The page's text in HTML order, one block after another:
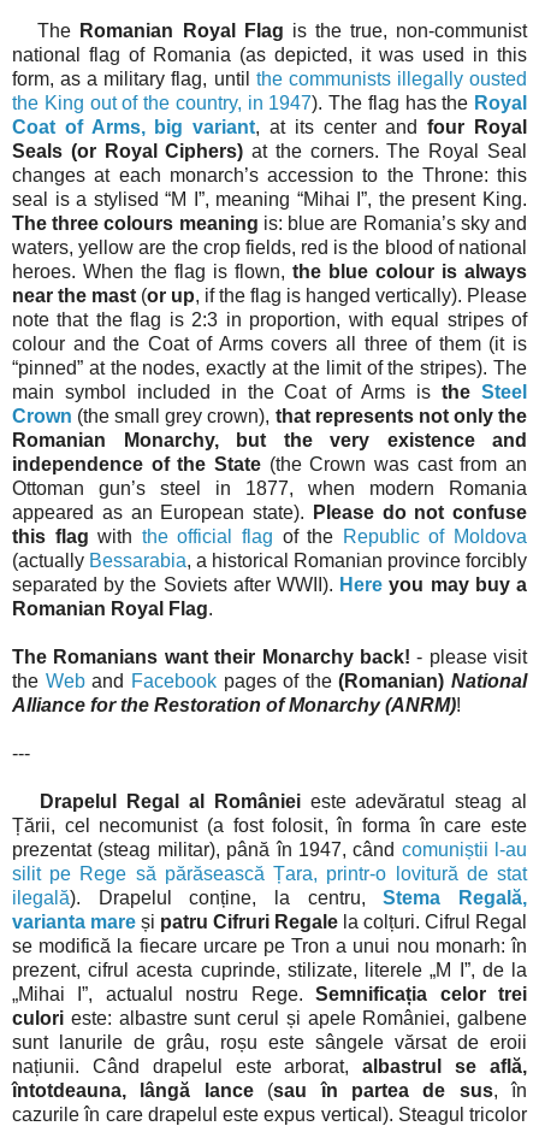
The Romanian Royal Flag is the true, non-communist
national flag of Romania (as depicted, it was used in this
form, as a military flag, until the communists illegally ousted
the King out of the country, in 1947). The flag has the Royal
Coat of Arms, big variant, at its center andfour Royal
Seals (or Royal Ciphers) at the corners. The Royal Seal
changes at each monarch’s accession to the Throne: this
seal is a stylised “M I”, meaning “Mihai I”, the present King.
The three colours meaning is: blue are Romania’s sky and
waters, yellow are the crop fields, red is the blood of national
heroes. When the flag is flown, the blue colour is always
near the mast (or up, if the flag is hanged vertically). Please
note that the flag is 2:3 in proportion, with equal stripes of
colour and the Coat of Arms covers all three of them (it is
“pinned” at the nodes, exactly at the limit of the stripes). The
main symbol included in the Coat of Arms istheSteel
Crown (the small grey crown), that represents not only the
Romanian Monarchy, but the very existence and
independence of the State (the Crown was cast from an
Ottoman gun’s steel in 1877, when modern Romania
appeared as an European state).
Please do not confuse
this flag with the official flag of the Republic of Moldova
(actually Bessarabia, a historical Romanian province forcibly
separated by the Soviets after WWII). Here you may buy a
Romanian Royal Flag.
The Romanians want their Monarchy back! - please visit
the Weband Facebookpages of the(Romanian) National
Alliance for the Restoration of Monarchy (ANRM)!
---
Drapelul Regal al Românieieste adevăratul steag al
Țării, cel necomunist (a fost folosit, în forma în care este
prezentat (steag militar), până în 1947, când comuniștii l-au
silit pe Rege să părăsească Țara, printr-o lovitură de stat
ilegală). Drapelul conține, la centru,Stema Regală,
varianta mare și patru Cifruri Regale la colțuri. Cifrul Regal
se modifică la fiecare urcare pe Tron a unui nou monarh: în
prezent, cifrul acesta cuprinde, stilizate, literele „M I”, de la
„Mihai I”, actualul nostru Rege.Semnificația celor trei
culori este: albastre sunt cerul și apele României, galbene
sunt lanurile de grâu, roșu este sângele vărsat de eroii
națiunii. Când drapelul este arborat,albastrul se află,
întotdeauna, lângă lance(sau în partea de sus, în
cazurile în care drapelul este expus vertical). Steagul tricolor